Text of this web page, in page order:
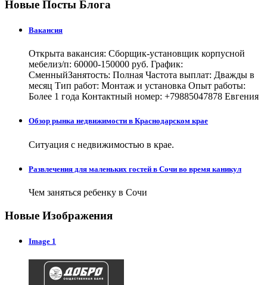
Новые Посты Блога
Вакансия
Открыта вакансия: Сборщик-установщик корпусной
мебелиз/п: 60000-150000 руб. График:
СменныйЗанятость: Полная Частота выплат: Дважды в
месяц Тип работ: Монтаж и установка Опыт работы:
Более 1 года Контактный номер: +79885047878 Евгения
Обзор рынка недвижимости в Краснодарском крае
Ситуация с недвижимостью в крае.
Развлечения для маленьких гостей в Сочи во время каникул
Чем заняться ребенку в Сочи
Новые Изображения
Image 1